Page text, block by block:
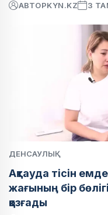
АВТОРKYN.KZ 3
ДЕНСАУЛЫҚ
Ақтауда тісін
жағының бір
қозғады